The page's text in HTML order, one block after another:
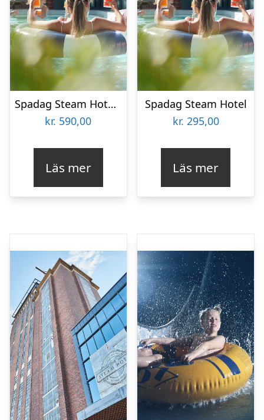
Spadag Steam Hotel för två
kr. 590,00
Läs mer
Spadag Steam Hotel
kr. 295,00
Läs mer